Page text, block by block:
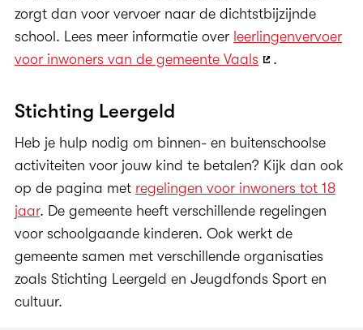
zorgt dan voor vervoer naar de dichtstbijzijnde
school. Lees meer informatie over leerlingenvervoer
voor inwoners van de gemeente Vaals
.
Stichting Leergeld
Heb je hulp nodig om binnen- en buitenschoolse
activiteiten voor jouw kind te betalen? Kijk dan ook
op de pagina met regelingen voor inwoners tot 18
jaar. De gemeente heeft verschillende regelingen
voor schoolgaande kinderen. Ook werkt de
gemeente samen met verschillende organisaties
zoals Stichting Leergeld en Jeugdfonds Sport en
cultuur.